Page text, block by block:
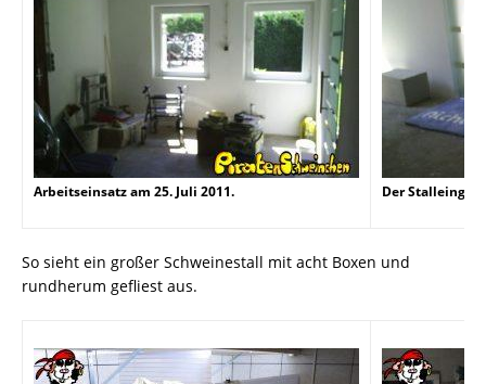
Arbeitseinsatz am 25. Juli 2011. Der
So sieht ein großer Schweinestall mit acht Boxen und
rundherum gefliest aus.